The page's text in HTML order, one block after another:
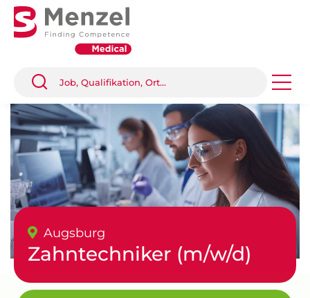
Augsburg
Zahntechniker (m/w/d)